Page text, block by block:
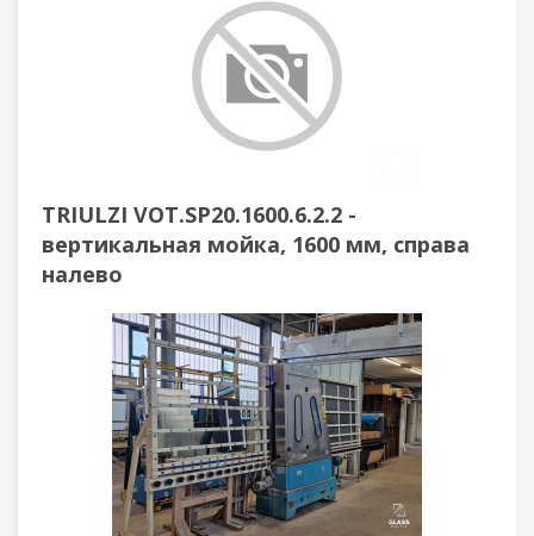
TRIULZI VOT.SP20.1600.6.2.2 -
вертикальная мойка, 1600 мм, справа
налево